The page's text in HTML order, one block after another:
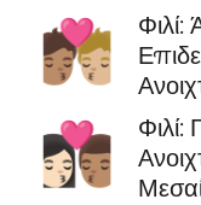
🧑🏽‍❤️‍💋‍🧑🏼
👩🏻‍❤️‍💋‍👨🏽
Φιλί: